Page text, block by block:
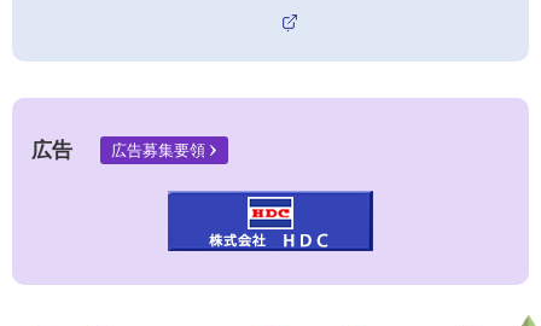
外
サ
広告 広告募集要領